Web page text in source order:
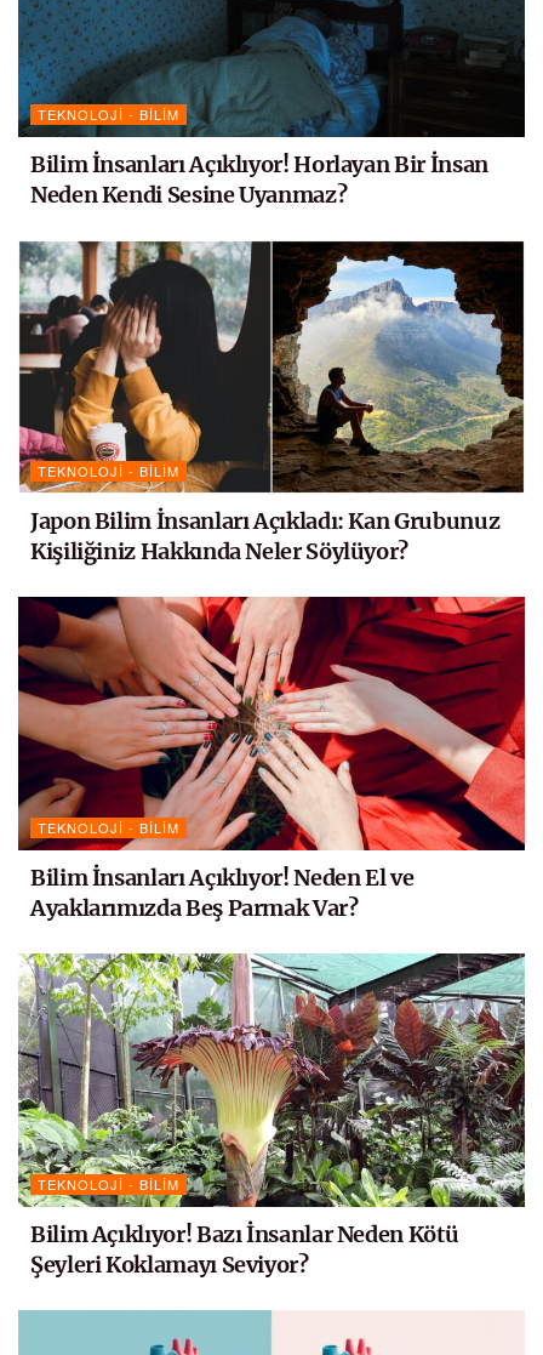
TEKNOLOJI - BILIM
Bilim İnsanları Açıklıyor! Horlayan Bir İnsan
Neden Kendi Sesine Uyanmaz?
TEKNOLOJI - BILIM
Japon Bilim İnsanları Açıkladı: Kan Grubunuz
Kişiliğiniz Hakkında Neler Söylüyor?
TEKNOLOJI - BILIM
Bilim İnsanları Açıklıyor! Neden El ve
Ayaklarımızda Beş Parmak Var?
TEKNOLOJI - BILIM
Bilim Açıklıyor! Bazı İnsanlar Neden Kötü
Şeyleri Koklamayı Seviyor?